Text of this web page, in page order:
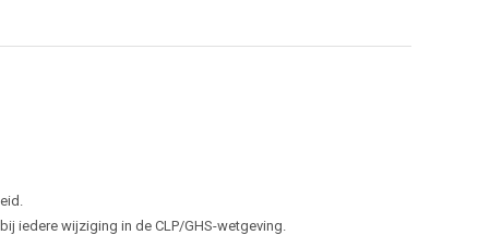
iedere wijziging in de CLP/GHS-wetgeving.